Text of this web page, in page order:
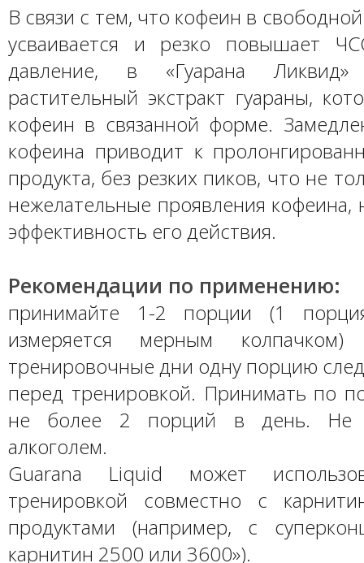
В связи с тем, что кофеин в
усваивается и резко повышает
давление, в «Гуарана Ликвид»
растительный экстракт гуараны,
кофеин в связанной форме.
кофеина приводит к
продукта, без резких пиков, что не
нежелательные проявления
эффективность его действия.
Рекомендации по применению:
принимайте 1-2 порции (1
измеряется мерным
тренировочные дни одну порцию
перед тренировкой. Принимать по
не более 2 порций в день. Не
алкоголем.
Guarana Liquid может
тренировкой совместно с
продуктами (например, с
карнитин 2500 или 3600»).